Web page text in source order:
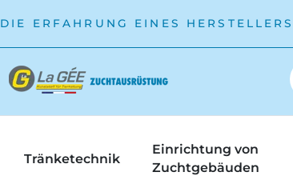
DIE ERFAHRUNG EINES
Tränketechnik
Einrichtung von
Zuchtgebäuden